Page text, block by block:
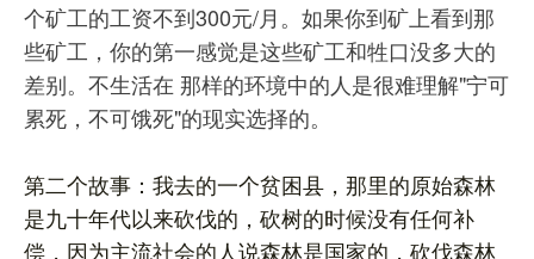
个矿工的工资不到300元/月。如果你到矿上看到那
些矿工，你的第一感觉是这些矿工和牲口没多大的
差别。不生活在 那样的环境中的人是很难理解"宁可
累死，不可饿死"的现实选择的。
第二个故事：我去的一个贫困县，那里的原始森林
是九十年代以来砍伐的，砍树的时候没有任何补
偿，因为主流社会的人说森林是国家的，砍伐森林